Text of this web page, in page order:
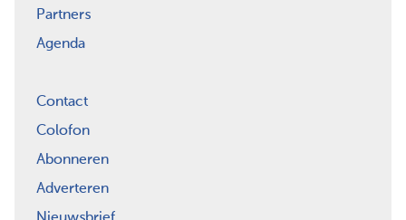
Partners
Agenda
Contact
Colofon
Abonneren
Adverteren